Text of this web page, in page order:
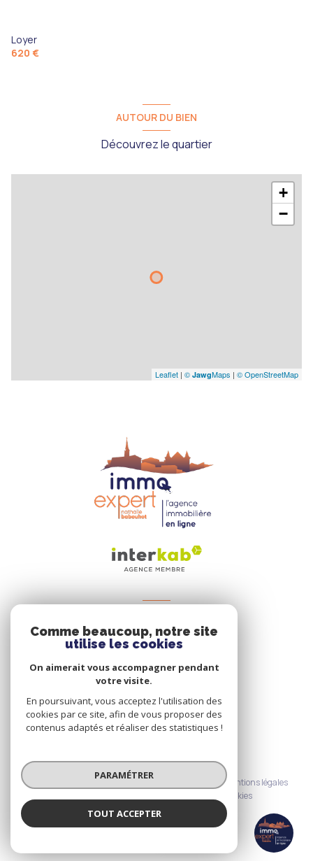
Loyer
620 €
AUTOUR DU BIEN
Découvrez le quartier
+
−
Leaflet | © JawgMaps | © OpenStreetMap
Immo Expert
Espace propriétaire
SE CONNECTER
© 2026 | Tous droits réservés
Nos honoraires
Nos partenaires
Mentions légales
Cookies
Comme beaucoup, notre site
utilise les cookies
On aimerait vous accompagner pendant
votre visite.
En poursuivant, vous acceptez l'utilisation des
cookies par ce site, afin de vous proposer des
contenus adaptés et réaliser des statistiques !
PARAMÉTRER
TOUT ACCEPTER